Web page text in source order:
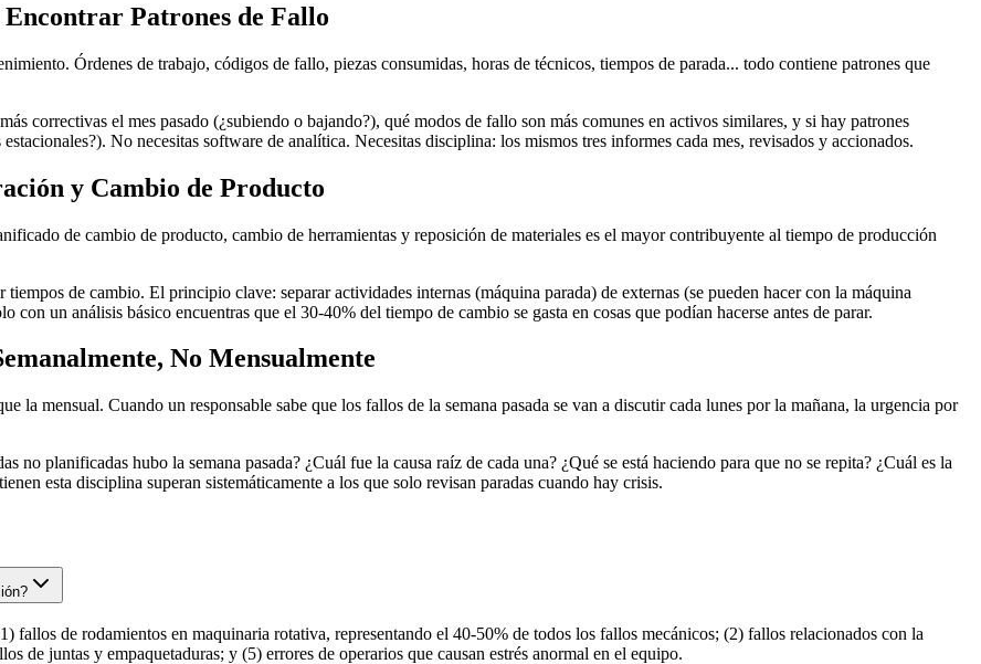
Patrones de Fallo
Órdenes de trabajo, códigos de fallo, piezas consumidas, horas de técnicos, tiempos de parada... todo contiene patrones que
correctivas el mes pasado (¿subiendo o bajando?), qué modos de fallo son más comunes en activos similares, y si hay patrones
No necesitas software de analítica. Necesitas disciplina: los mismos tres informes cada mes, revisados y accionados.
y Cambio de Producto
de cambio de producto, cambio de herramientas y reposición de materiales es el mayor contribuyente al tiempo de producción
de cambio. El principio clave: separar actividades internas (máquina parada) de externas (se pueden hacer con la máquina
un análisis básico encuentras que el 30-40% del tiempo de cambio se gasta en cosas que podían hacerse antes de parar.
No Mensualmente
la mensual. Cuando un responsable sabe que los fallos de la semana pasada se van a discutir cada lunes por la mañana, la urgencia por
no planificadas hubo la semana pasada? ¿Cuál fue la causa raíz de cada una? ¿Qué se está haciendo para que no se repita? ¿Cuál es la
esta disciplina superan sistemáticamente a los que solo revisan paradas cuando hay crisis.
fallos de rodamientos en maquinaria rotativa, representando el 40-50% de todos los fallos mecánicos; (2) fallos relacionados con la
de juntas y empaquetaduras; y (5) errores de operarios que causan estrés anormal en el equipo.